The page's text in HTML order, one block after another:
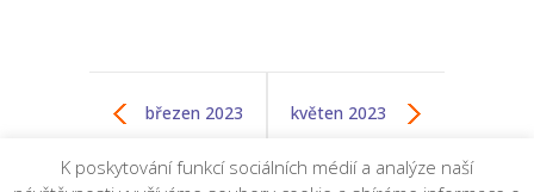
březen 2023 květen 2023
K poskytování funkcí sociálních médií a analýze naší